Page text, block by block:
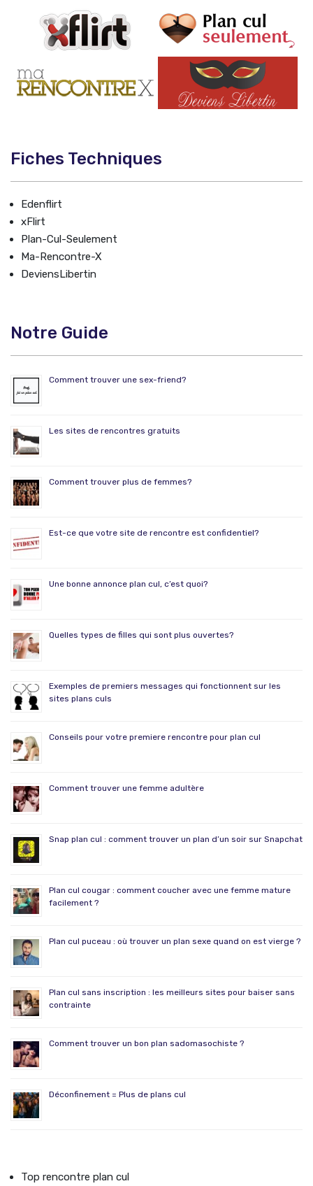
Fiches Techniques
Edenflirt
xFlirt
Plan-Cul-Seulement
Ma-Rencontre-X
DeviensLibertin
Notre Guide
Comment trouver une sex-friend?
Les sites de rencontres gratuits
Comment trouver plus de femmes?
Est-ce que votre site de rencontre est confidentiel?
Une bonne annonce plan cul, c’est quoi?
Quelles types de filles qui sont plus ouvertes?
Exemples de premiers messages qui fonctionnent sur les
sites plans culs
Conseils pour votre premiere rencontre pour plan cul
Comment trouver une femme adultère
Snap plan cul : comment trouver un plan d’un soir sur Snapchat
Plan cul cougar : comment coucher avec une femme mature
facilement ?
Plan cul puceau : où trouver un plan sexe quand on est vierge ?
Plan cul sans inscription : les meilleurs sites pour baiser sans
contrainte
Comment trouver un bon plan sadomasochiste ?
Déconfinement = Plus de plans cul
Top rencontre plan cul